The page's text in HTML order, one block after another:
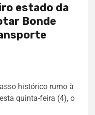
estado da
Bonde
histórico rumo à
quinta-feira (4), o